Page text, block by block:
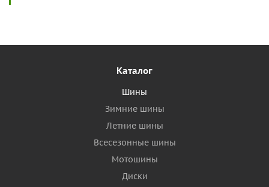
Каталог
Шины
Зимние шины
Летние шины
Всесезонные шины
Мотошины
Диски